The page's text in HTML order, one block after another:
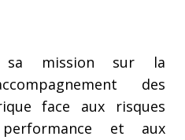
sa mission sur la
des
face aux risques
et aux